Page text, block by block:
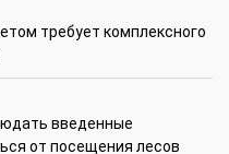
требует комплексного
введенные
от посещения лесов